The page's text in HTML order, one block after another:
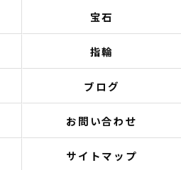
宝石
指輪
ブログ
お問い合わせ
サイトマップ